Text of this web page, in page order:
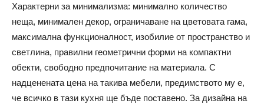
Характерни за минимализма: минимално количество
неща, минимален декор, ограничаване на цветовата гама,
максимална функционалност, изобилие от пространство и
светлина, правилни геометрични форми на компактни
обекти, свободно предпочитание на материала. С
надценената цена на такива мебели, предимството му е,
че всичко в тази кухня ще бъде поставено. За дизайна на